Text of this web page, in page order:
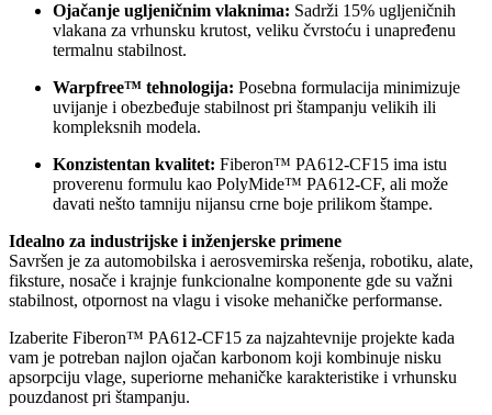
Ojačanje ugljeničnim vlaknima: Sadrži 15% ugljeničnih
vlakana za vrhunsku krutost, veliku čvrstoću i unapređenu
termalnu stabilnost.
Warpfree™ tehnologija: Posebna formulacija minimizuje
uvijanje i obezbeđuje stabilnost pri štampanju velikih ili
kompleksnih modela.
Konzistentan kvalitet: Fiberon™ PA612-CF15 ima istu
proverenu formulu kao PolyMide™ PA612-CF, ali može
davati nešto tamniju nijansu crne boje prilikom štampe.
Idealno za industrijske i inženjerske primene
Savršen je za automobilska i aerosvemirska rešenja, robotiku, alate,
fiksture, nosače i krajnje funkcionalne komponente gde su važni
stabilnost, otpornost na vlagu i visoke mehaničke performanse.
Izaberite Fiberon™ PA612-CF15 za najzahtevnije projekte kada
vam je potreban najlon ojačan karbonom koji kombinuje nisku
apsorpciju vlage, superiorne mehaničke karakteristike i vrhunsku
pouzdanost pri štampanju.